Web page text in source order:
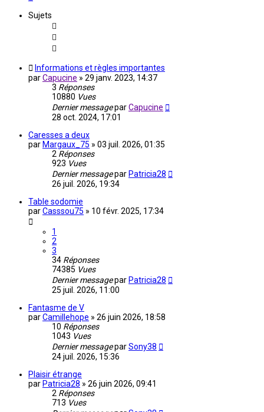
Sujets
Informations et règles importantes
parCapucine » 29 janv. 2023, 14:37
3 Réponses
10880 Vues
Dernier messageparCapucine
28 oct. 2024, 17:01
Caresses a deux
par Margaux_75 » 03 juil. 2026, 01:35
2 Réponses
923 Vues
Dernier messagepar Patricia28
26 juil. 2026, 19:34
Table sodomie
parCasssou75 » 10 févr. 2025, 17:34
1
2
3
34 Réponses
74385 Vues
Dernier messagepar Patricia28
25 juil. 2026, 11:00
Fantasme de V
parCamillehope » 26 juin 2026, 18:58
10 Réponses
1043 Vues
Dernier messageparSony38
24 juil. 2026, 15:36
Plaisir étrange
par Patricia28 » 26 juin 2026, 09:41
2 Réponses
713 Vues